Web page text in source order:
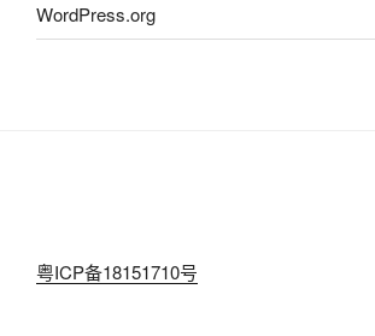
WordPress.org
粤ICP备18151710号